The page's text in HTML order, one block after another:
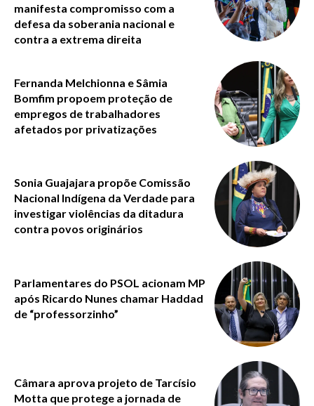
manifesta compromisso com a
defesa da soberania nacional e
contra a extrema direita
Fernanda Melchionna e Sâmia
Bomfim propoem proteção de
empregos de trabalhadores
afetados por privatizações
Sonia Guajajara propõe Comissão
Nacional Indígena da Verdade para
investigar violências da ditadura
contra povos originários
Parlamentares do PSOL acionam MP
após Ricardo Nunes chamar Haddad
de “professorzinho”
Câmara aprova projeto de Tarcísio
Motta que protege a jornada de